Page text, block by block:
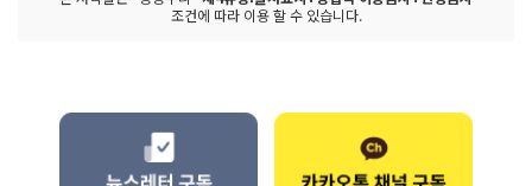
조건에 따라 이용 할 수 있습니다.